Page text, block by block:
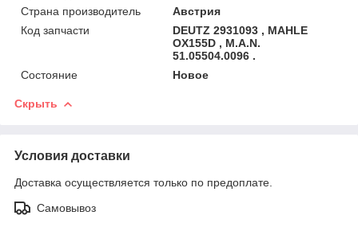
Страна производитель
Австрия
Код запчасти
DEUTZ 2931093 , MAHLE
OX155D , M.A.N.
51.05504.0096 .
Состояние
Новое
Скрыть
Условия доставки
Доставка осуществляется только по предоплате.
Самовывоз